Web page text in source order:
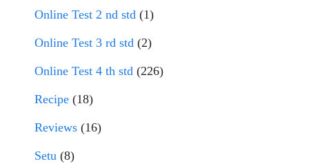
Online Test 2 nd std (1)
Online Test 3 rd std (2)
Online Test 4 th std (226)
Recipe (18)
Reviews (16)
Setu (8)